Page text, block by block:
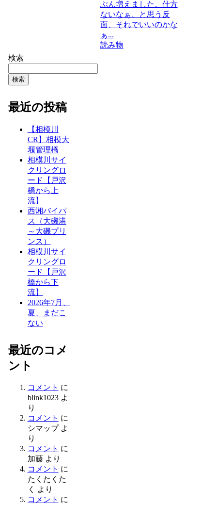
ぶん増えました。仕方
ないなぁ、と思う反
面、それでいいのかな
ぁ...
読み物
検索
検索
最近の投稿
【相模川
CR】相模大
堰管理橋
相模川サイ
クリングロ
ード【戸沢
橋から上
流】
西湘バイパ
ス（大磯港
～大磯プリ
ンス）
相模川サイ
クリングロ
ード【戸沢
橋から下
流】
2026年7月、
夏、まだこ
ない
最近のコメ
ント
コメント に
blink1023よ
り
コメント に
シマップよ
り
コメント に
加藤より
コメント に
たくたくた
く
より
コメント に